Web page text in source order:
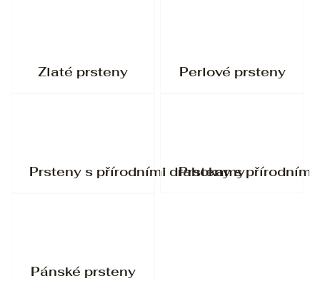
Zlaté prsteny Perlové prsteny
Prsteny s přírodními drahokamyPrsteny s přírodními
Pánské prsteny